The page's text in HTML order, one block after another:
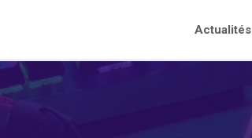
Actualités